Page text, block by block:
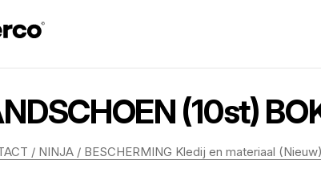
(10st)
/ NINJA / BESCHERMING Kledij en materiaal (Nieuw)